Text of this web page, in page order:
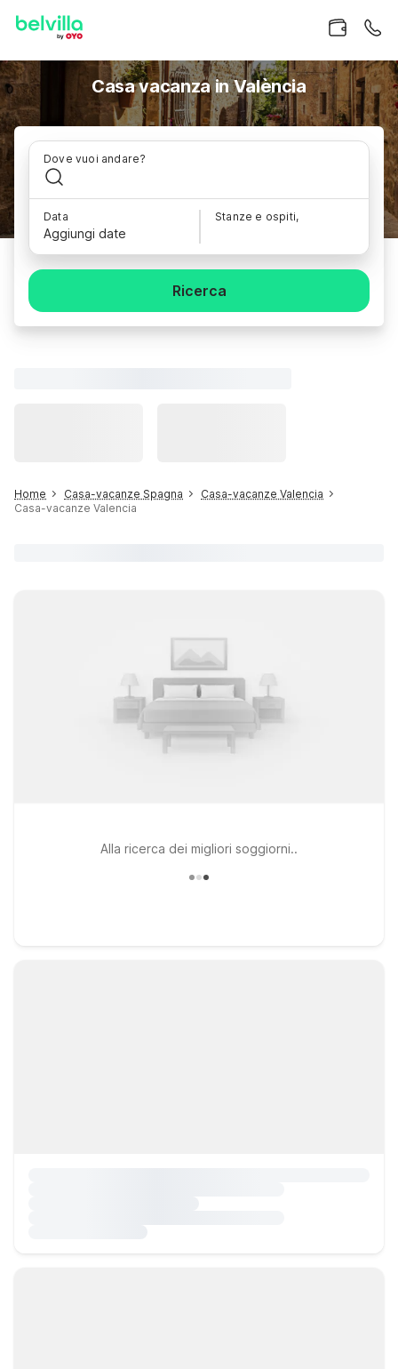
Casa vacanza in València
Dove vuoi andare?
Data
Aggiungi date
Stanze e ospiti,
Ricerca
Home Casa-vacanze Spagna
Casa-vacanze Valencia
Casa-vacanze Valencia
Alla ricerca dei migliori soggiorni..